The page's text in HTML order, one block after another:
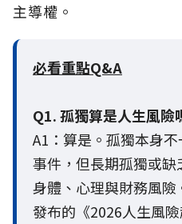
主導權。
必看重點Q&A
Q1. 孤獨算是人生風險
A1：算是。孤獨本身
事件，但長期孤獨或
身體、心理與財務風險
發布的《2026人生風